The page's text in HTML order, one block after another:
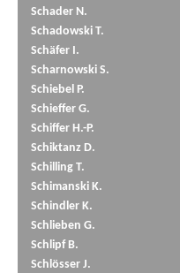
Schader N.
Schadowski T.
Schäfer I.
Scharnowski S.
Schiebel P.
Schieffer G.
Schiffer H.-P.
Schiktanz D.
Schilling T.
Schimanski K.
Schindler K.
Schlieben G.
Schlipf B.
Schlösser J.